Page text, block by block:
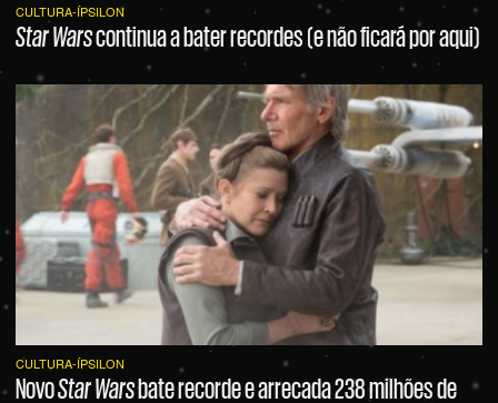
CULTURA-ÍPSILON
Star Warscontinua a bater recordes (e não ficará por aqui)
CULTURA-ÍPSILON
NovoStar Warsbate recorde e arrecada 238 milhões de